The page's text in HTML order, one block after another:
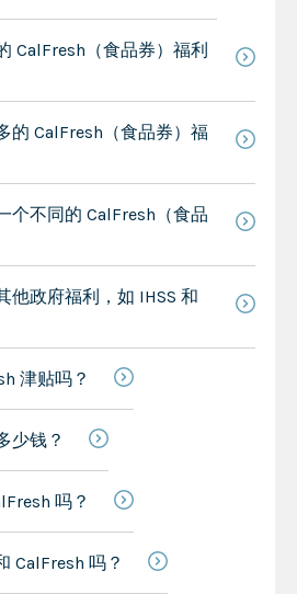
CalFresh（食品券）福利
的 CalFresh（食品券）福
个不同的 CalFresh（食品
他政府福利，如 IHSS 和
津贴吗？
少钱？
吗？
CalFresh 吗？